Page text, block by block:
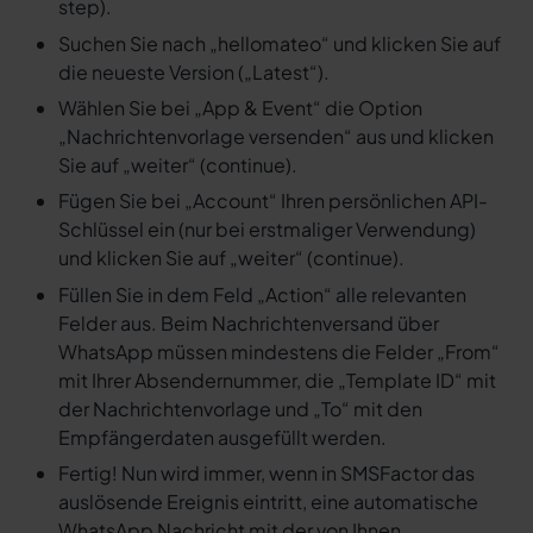
step).
Suchen Sie nach „hellomateo“ und klicken Sie auf
die neueste Version („Latest“).
Wählen Sie bei „App & Event“ die Option
„Nachrichtenvorlage versenden“ aus und klicken
Sie auf „weiter“ (continue).
Fügen Sie bei „Account“ Ihren persönlichen API-
Schlüssel ein (nur bei erstmaliger Verwendung)
und klicken Sie auf „weiter“ (continue).
Füllen Sie in dem Feld „Action“ alle relevanten
Felder aus. Beim Nachrichtenversand über
WhatsApp müssen mindestens die Felder „From“
mit Ihrer Absendernummer, die „Template ID“ mit
der Nachrichtenvorlage und „To“ mit den
Empfängerdaten ausgefüllt werden.
Fertig! Nun wird immer, wenn in SMSFactor das
auslösende Ereignis eintritt, eine automatische